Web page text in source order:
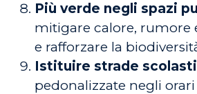
Più verde negli spazi
mitigare calore, rumore
e rafforzare la
Istituire strade
pedonalizzate negli